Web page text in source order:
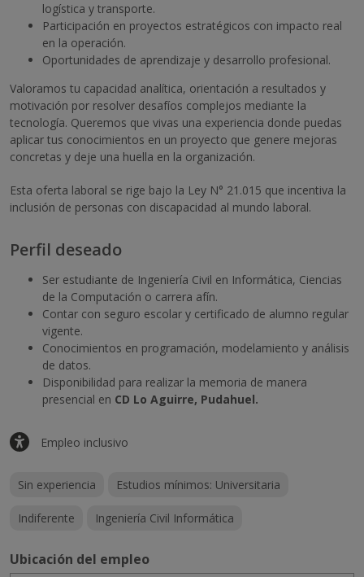
logística y transporte.
Participación en proyectos estratégicos con impacto real
en la operación.
Oportunidades de aprendizaje y desarrollo profesional.
Valoramos tu capacidad analítica, orientación a resultados y
motivación por resolver desafíos complejos mediante la
tecnología. Queremos que vivas una experiencia donde puedas
aplicar tus conocimientos en un proyecto que genere mejoras
concretas y deje una huella en la organización.
Esta oferta laboral se rige bajo la Ley N° 21.015 que incentiva la
inclusión de personas con discapacidad al mundo laboral.
Perfil deseado
Ser estudiante de Ingeniería Civil en Informática, Ciencias
de la Computación o carrera afín.
Contar con seguro escolar y certificado de alumno regular
vigente.
Conocimientos en programación, modelamiento y análisis
de datos.
Disponibilidad para realizar la memoria de manera
presencial en CD Lo Aguirre, Pudahuel.
Empleo inclusivo
Sin experiencia Estudios mínimos: Universitaria
Indiferente Ingeniería Civil Informática
Ubicación del empleo